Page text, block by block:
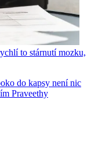
to stárnutí mozku,
do kapsy není nic
Praveethy